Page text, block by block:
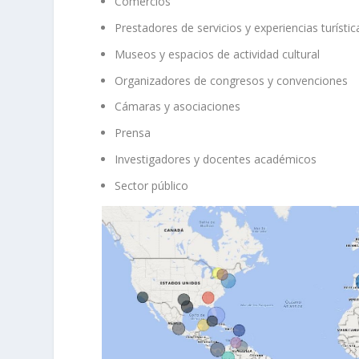
Prestadores de servicios y experiencias
Museos y espacios de actividad cultural
Organizadores de congresos y convenciones
Cámaras y asociaciones
Prensa
Investigadores y docentes académicos
Sector público